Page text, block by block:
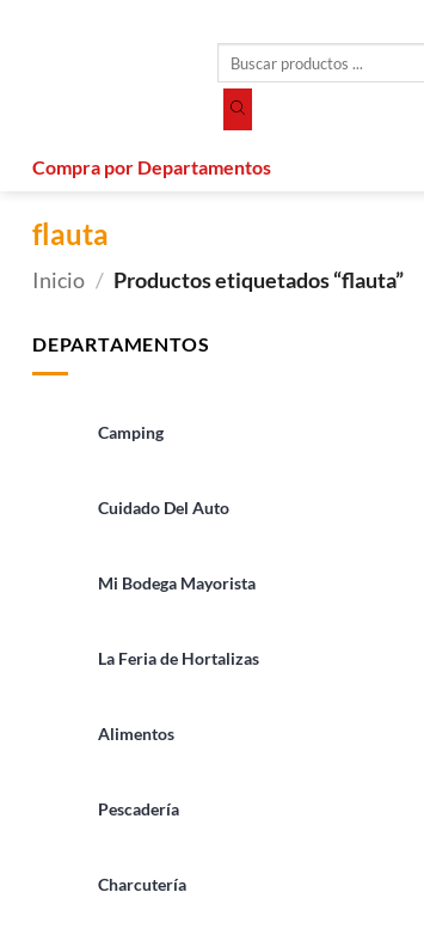
productos
Compra por Departamentos
flauta
Inicio / Productos etiquetados “flauta”
DEPARTAMENTOS
Camping
Cuidado Del Auto
Mi Bodega Mayorista
La Feria de Hortalizas
Alimentos
Pescadería
Charcutería